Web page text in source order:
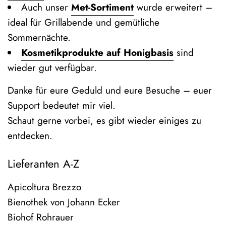
Auch unser Met‑Sortiment wurde erweitert –
ideal für Grillabende und gemütliche
Sommernächte.
Kosmetikprodukte auf Honigbasis sind
wieder gut verfügbar.
Danke für eure Geduld und eure Besuche – euer
Support bedeutet mir viel.
Schaut gerne vorbei, es gibt wieder einiges zu
entdecken.
Lieferanten A-Z
Apicoltura Brezzo
Bienothek von Johann Ecker
Biohof Rohrauer